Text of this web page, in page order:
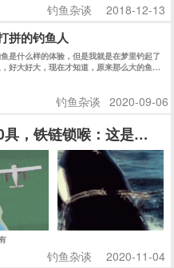
钓鱼杂谈 2018-12-13
拼的钓鱼人
是什么样的体验，但是我就是在梦里钓起了
好大好大，现在才知道，原来那么大的鱼，
钓鱼杂谈 2020-09-06
，铁链锁喉：这是一场
钓鱼杂谈 2020-11-04